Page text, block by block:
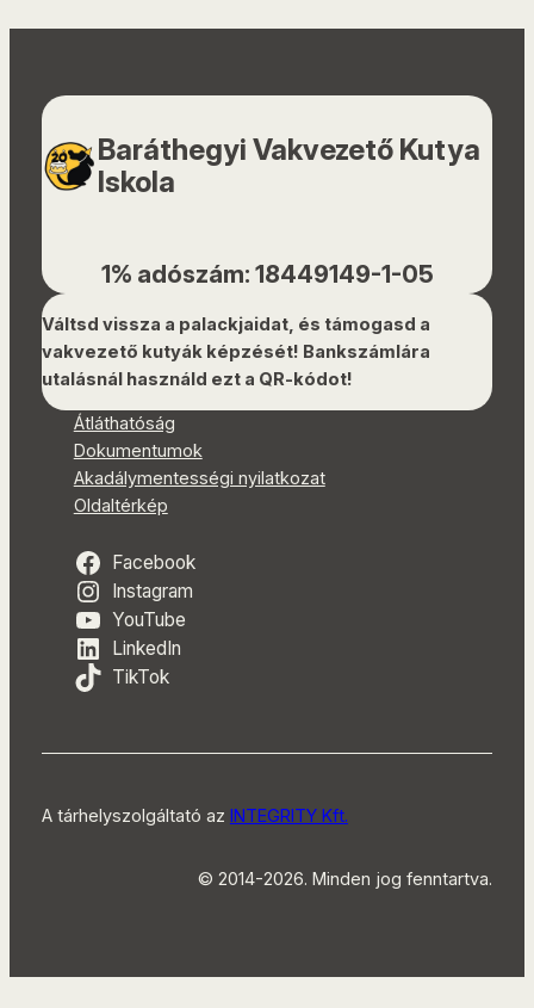
Baráthegyi Vakvezető Kutya
Iskola
1% adószám: 18449149-1-05
Váltsd vissza a palackjaidat, és támogasd a
vakvezető kutyák képzését! Bankszámlára
utalásnál használd ezt a QR-kódot!
Átláthatóság
Dokumentumok
Akadálymentességi nyilatkozat
Oldaltérkép
Facebook
Instagram
YouTube
LinkedIn
TikTok
A tárhelyszolgáltató az INTEGRITY Kft.
© 2014-2026. Minden jog fenntartva.